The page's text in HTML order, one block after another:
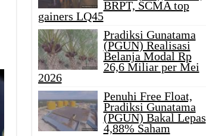
BRPT, SCMA top
gainers LQ45
Pradiksi Gunatama
(PGUN) Realisasi
Belanja Modal Rp
26,6 Miliar per Mei
2026
Penuhi Free Float,
Pradiksi Gunatama
(PGUN) Bakal Lepas
4,88% Saham